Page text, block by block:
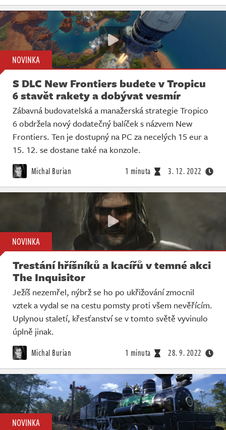
NOVINKA
S DLC New Frontiers budete v Tropicu
6 stavět rakety a dobývat vesmír
Zábavná budovatelská a manažerská strategie Tropico
6 obdržela nový dodatečný balíček s názvem New
Frontiers. Ten je dostupný na PC za necelých 15 eur a
15. 12. se dostane také na konzole.
Michal Burian 1 minuta 3. 12. 2022
NOVINKA
Trestání hříšníků a kacířů v temné akci
The Inquisitor
Ježíš nezemřel, nýbrž se ho po ukřižování zmocnil
vztek a vydal se na cestu pomsty proti všem nevěřícím.
Uplynou staletí, křesťanství se v tomto světě vyvinulo
úplně jinak.
Michal Burian 1 minuta 28. 9. 2022
NOVINKA